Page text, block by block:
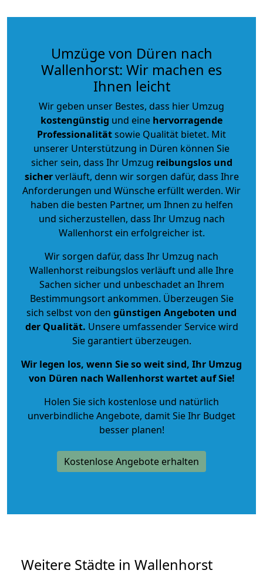
Umzüge von Düren nach
Wallenhorst: Wir machen es
Ihnen leicht
Wir geben unser Bestes, dass hier Umzug
kostengünstig und eine hervorragende
Professionalitätsowie Qualität bietet. Mit
unserer Unterstützung in Düren können Sie
sicher sein, dass Ihr Umzug reibungslos und
sicherverläuft, denn wir sorgen dafür, dass Ihre
Anforderungen und Wünsche erfüllt werden. Wir
haben die besten Partner, um Ihnen zu helfen
und sicherzustellen, dass Ihr Umzug nach
Wallenhorst ein erfolgreicher ist.
Wir sorgen dafür, dass Ihr Umzug nach
Wallenhorst reibungslos verläuft und alle Ihre
Sachen sicher und unbeschadet an Ihrem
Bestimmungsort ankommen. Überzeugen Sie
sich selbst von den günstigen Angeboten und
der Qualität. Unsere umfassender Service wird
Sie garantiert überzeugen.
Wir legen los, wenn Sie so weit sind, Ihr Umzug
von Düren nach Wallenhorst wartet auf Sie!
Holen Sie sich kostenlose und natürlich
unverbindliche Angebote, damit Sie Ihr Budget
besser planen!
Kostenlose Angebote erhalten
Weitere Städte in Wallenhorst